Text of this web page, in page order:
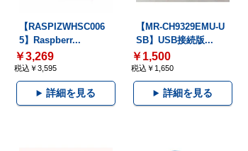
【RASPIZWHSC006
5】Raspberr...
￥3,269
税込￥3,595
詳細を見る
【MR-CH9329EMU-U
SB】USB接続版...
￥1,500
税込￥1,650
詳細を見る